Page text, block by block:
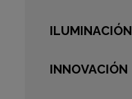
ILUMINACIÓN
INNOVACIÓN